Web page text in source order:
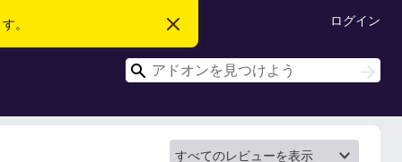
。
こ
お
知
ら
じ
る
ログイン
検
検
索